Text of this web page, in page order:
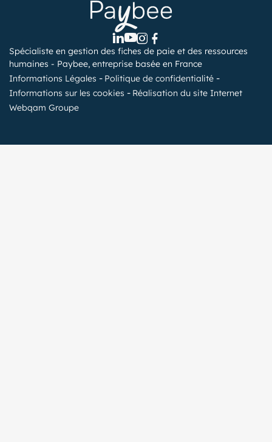
Spécialiste en gestion des fiches de paie et des ressources
humaines - Paybee, entreprise basée en France
Informations Légales
Politique de confidentialité
Informations sur les cookies
Réalisation du site Internet
Webqam Groupe